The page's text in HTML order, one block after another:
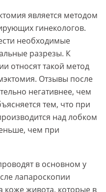
является методом
гинекологов.
необходимые
разрезы. К
относят такой метод
Отзывы после
негативнее, чем
тем, что при
над лобком
чем при
в основном у
лапароскопии
коже живота, которые в